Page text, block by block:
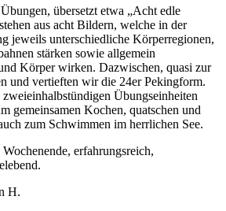
übersetzt etwa „Acht edle
aus acht Bildern, welche in der
jeweils unterschiedliche Körperregionen,
stärken sowie allgemein
Körper wirken. Dazwischen, quasi zur
und vertieften wir die 24er Pekingform.
Übungseinheiten
gemeinsamen Kochen, quatschen und
zum Schwimmen im herrlichen See.
erfahrungsreich,
H.